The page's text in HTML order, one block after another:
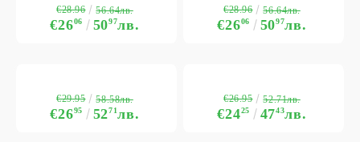
€2606 5097лв.
€28.96 56.64лв.
€2606 5097лв.
€28.96 56.64лв.
€2695 5271лв.
€29.95 58.58лв.
€2425 4743лв.
€26.95 52.71лв.